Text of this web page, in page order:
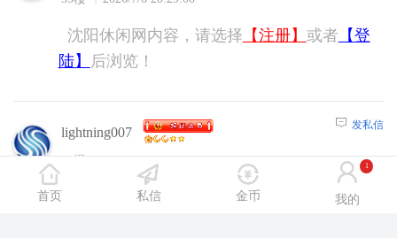
沈阳休闲网内容，请选择 【注册】 或者 【登
陆】
后浏览！
lightning007
36楼 2026/7/7 11:15:00
发私信
沈阳休闲网内容，请选择【注册】 或者【登
首页 私信 金币 我的
1